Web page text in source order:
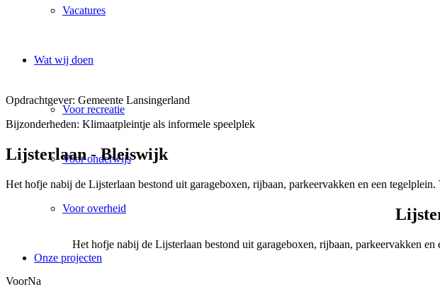
Vacatures
Wat wij doen
Voor recreatie
Voor onderwijs
Voor overheid
Onze projecten
Opdrachtgever: Gemeente Lansingerland
Bijzonderheden: Klimaatpleintje als informele speelplek
Lijsterlaan - Bleiswijk
Het hofje nabij de Lijsterlaan bestond uit garageboxen, rijbaan, parkeervakken en een
Het hofje nabij de Lijsterlaan bestond uit garageboxen, rijbaan, parkeervakken
VoorNa